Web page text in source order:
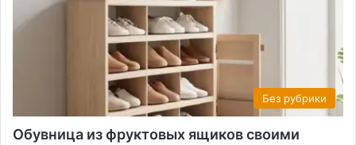
Без рубрики
Обувница из фруктовых ящиков своими